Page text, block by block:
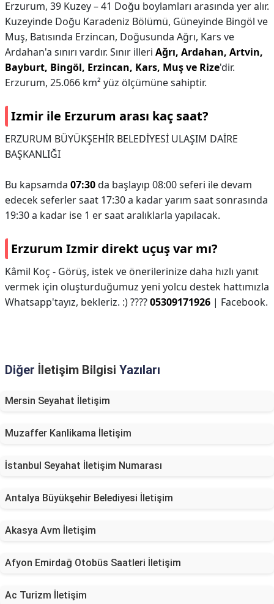
Erzurum, 39 Kuzey – 41 Doğu boylamları arasında yer alır.
Kuzeyinde Doğu Karadeniz Bölümü, Güneyinde Bingöl ve
Muş, Batısında Erzincan, Doğusunda Ağrı, Kars ve
Ardahan'a sınırı vardır. Sınır illeri Ağrı, Ardahan, Artvin,
Bayburt, Bingöl, Erzincan, Kars, Muş ve Rize'dir.
Erzurum, 25.066 km² yüz ölçümüne sahiptir.
Izmir ile Erzurum arası kaç saat?
ERZURUM BÜYÜKŞEHİR BELEDİYESİ ULAŞIM DAİRE
BAŞKANLIĞI
Bu kapsamda 07:30da başlayıp 08:00 seferi ile devam
edecek seferler saat 17:30 a kadar yarım saat sonrasında
19:30 a kadar ise 1 er saat aralıklarla yapılacak.
Erzurum Izmir direkt uçuş var mı?
Kâmil Koç - Görüş, istek ve önerilerinize daha hızlı yanıt
vermek için oluşturduğumuz yeni yolcu destek hattımızla
Whatsapp'tayız, bekleriz. :) ????05309171926 | Facebook.
Diğer İletişim Bilgisi Yazıları
Mersin Seyahat İletişim
Muzaffer Kanlikama İletişim
İstanbul Seyahat İletişim Numarası
Antalya Büyükşehir Belediyesi İletişim
Akasya Avm İletişim
Afyon Emirdağ Otobüs Saatleri İletişim
Ac Turizm İletişim